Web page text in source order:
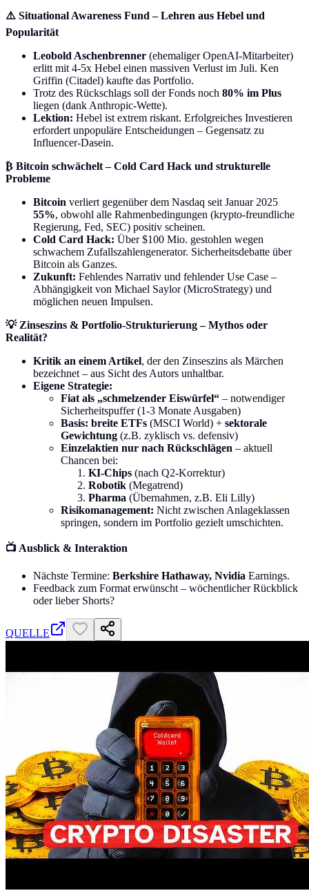
⚠️ Situational Awareness Fund – Lehren aus Hebel und
Popularität
Leobold Aschenbrenner (ehemaliger OpenAI-Mitarbeiter)
erlitt mit 4-5x Hebel einen massiven Verlust im Juli. Ken
Griffin (Citadel) kaufte das Portfolio.
Trotz des Rückschlags soll der Fonds noch 80% im Plus
liegen (dank Anthropic-Wette).
Lektion: Hebel ist extrem riskant. Erfolgreiches Investieren
erfordert unpopuläre Entscheidungen – Gegensatz zu
Influencer-Dasein.
₿ Bitcoin schwächelt – Cold Card Hack und strukturelle
Probleme
Bitcoin verliert gegenüber dem Nasdaq seit Januar 2025
55%, obwohl alle Rahmenbedingungen (krypto-freundliche
Regierung, Fed, SEC) positiv scheinen.
Cold Card Hack: Über $100 Mio. gestohlen wegen
schwachem Zufallszahlengenerator. Sicherheitsdebatte über
Bitcoin als Ganzes.
Zukunft: Fehlendes Narrativ und fehlender Use Case –
Abhängigkeit von Michael Saylor (MicroStrategy) und
möglichen neuen Impulsen.
💡 Zinseszins & Portfolio-Strukturierung – Mythos oder
Realität?
Kritik an einem Artikel, der den Zinseszins als Märchen
bezeichnet – aus Sicht des Autors unhaltbar.
Eigene Strategie:
Fiat als „schmelzender Eiswürfel“ – notwendiger
Sicherheitspuffer (1-3 Monate Ausgaben)
Basis: breite ETFs (MSCI World) + sektorale
Gewichtung (z.B. zyklisch vs. defensiv)
Einzelaktien nur nach Rückschlägen – aktuell
Chancen bei:
KI-Chips (nach Q2-Korrektur)
Robotik (Megatrend)
Pharma (Übernahmen, z.B. Eli Lilly)
Risikomanagement: Nicht zwischen Anlageklassen
springen, sondern im Portfolio gezielt umschichten.
📺 Ausblick & Interaktion
Nächste Termine: Berkshire Hathaway, Nvidia Earnings.
Feedback zum Format erwünscht – wöchentlicher Rückblick
oder lieber Shorts?
QUELLE